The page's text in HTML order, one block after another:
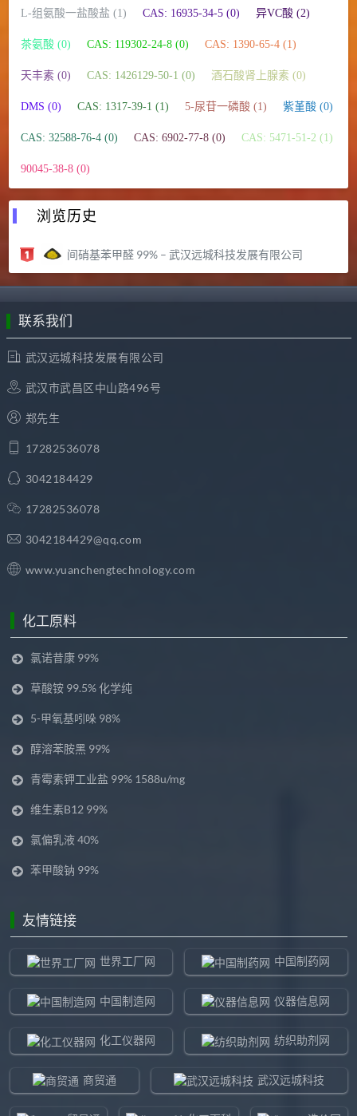
L-组氨酸一盐酸盐 (1) CAS: 16935-34-5 (0) 异VC酸 (2)
茶氨酸 (0) CAS: 119302-24-8 (0) CAS: 1390-65-4 (1)
天丰素 (0) CAS: 1426129-50-1 (0) 酒石酸肾上腺素 (0)
DMS (0) CAS: 1317-39-1 (1) 5-尿苷一磷酸 (1) 紫堇酸 (0)
CAS: 32588-76-4 (0) CAS: 6902-77-8 (0) CAS: 5471-51-2 (1)
90045-38-8 (0)
浏览历史
间硝基苯甲醛 99% – 武汉远城科技发展有限公司
联系我们
武汉远城科技发展有限公司
武汉市武昌区中山路496号
郑先生
17282536078
3042184429
17282536078
3042184429@qq.com
www.yuanchengtechnology.com
化工原料
氯诺昔康 99%
草酸铵 99.5% 化学纯
5-甲氧基吲哚 98%
醇溶苯胺黑 99%
青霉素钾工业盐 99% 1588u/mg
维生素B12 99%
氯偏乳液 40%
苯甲酸钠 99%
友情链接
世界工厂网 中国制药网
中国制造网 仪器信息网
化工仪器网 纺织助剂网
商贸通 武汉远城科技